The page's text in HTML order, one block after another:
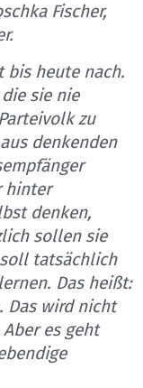
Fischer,
bis heute nach.
sie nie
zu
denkenden
hinter
denken,
sollen sie
tatsächlich
Das heißt:
Das wird nicht
es geht